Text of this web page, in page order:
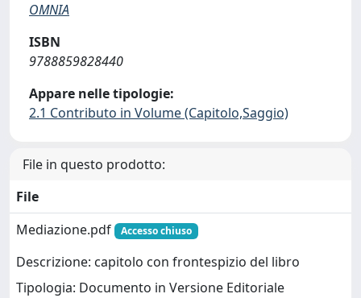
OMNIA
ISBN
9788859828440
Appare nelle tipologie:
2.1 Contributo in Volume (Capitolo,Saggio)
File in questo prodotto:
File
Mediazione.pdf
Accesso chiuso
Descrizione: capitolo con frontespizio del libro
Tipologia: Documento in Versione Editoriale